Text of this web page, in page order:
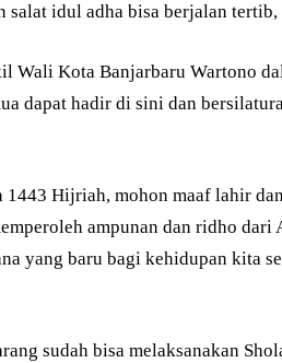
salat idul adha bisa berjalan
Wali Kota Banjarbaru Wartono
dapat hadir di sini dan
1443 Hijriah, mohon maaf lahir
ampunan dan ridho
yang baru bagi kehidupan kita
sudah bisa melaksanakan